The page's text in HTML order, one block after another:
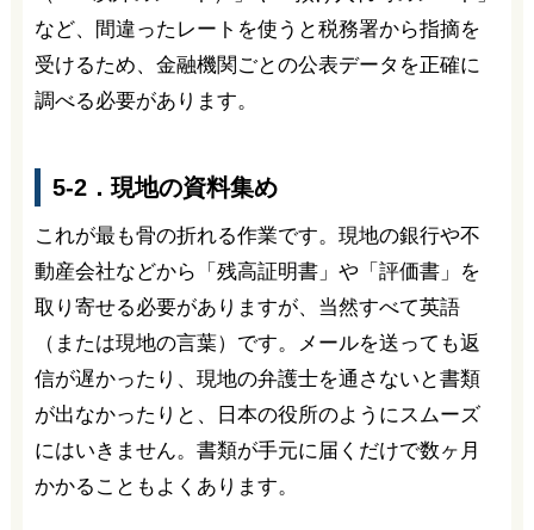
など、間違ったレートを使うと税務署から指摘を
受けるため、金融機関ごとの公表データを正確に
調べる必要があります。
5-2．現地の資料集め
これが最も骨の折れる作業です。現地の銀行や不
動産会社などから「残高証明書」や「評価書」を
取り寄せる必要がありますが、当然すべて英語
（または現地の言葉）です。メールを送っても返
信が遅かったり、現地の弁護士を通さないと書類
が出なかったりと、日本の役所のようにスムーズ
にはいきません。書類が手元に届くだけで数ヶ月
かかることもよくあります。